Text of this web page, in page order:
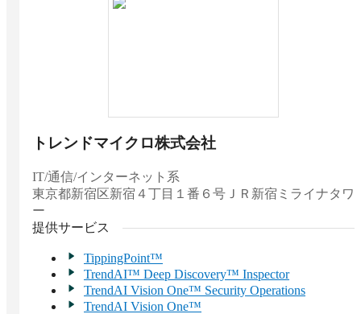
トレンドマイクロ株式会社
IT/通信/インターネット系
東京都新宿区新宿４丁目１番６号ＪＲ新宿ミライナタワ
ー
提供サービス
TippingPoint™
TrendAI™ Deep Discovery™ Inspector
TrendAI Vision One™ Security Operations
TrendAI Vision One™